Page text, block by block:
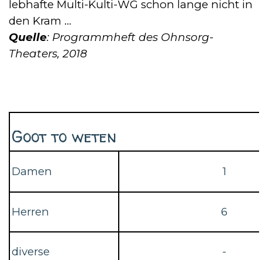
lebhafte Multi-Kulti-WG schon lange nicht in
den Kram ...
Quelle: Programmheft des Ohnsorg-
Theaters, 2018
Goot to weten
Damen 1
Herren 6
diverse -